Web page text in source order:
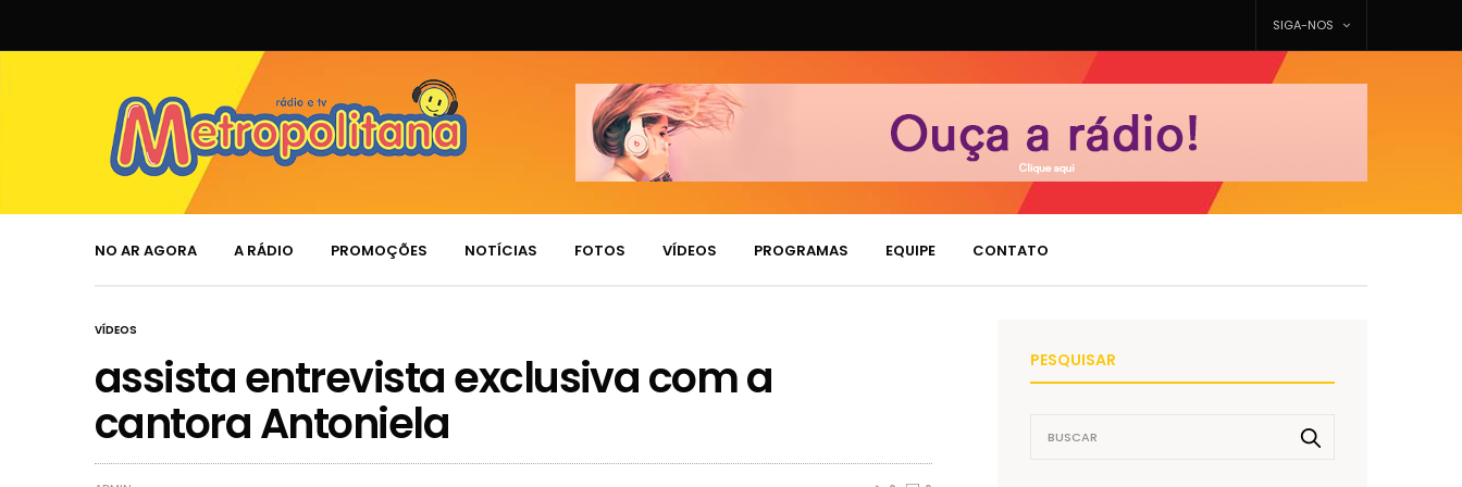
SIGA-NOS
NO AR AGORA A RÁDIO PROMOÇÕES NOTÍCIAS FOTOS VÍDEOS PROGRAMAS EQUIPE CONTATO
VÍDEOS
assista entrevista exclusiva com a
cantora Antoniela
PESQUISAR